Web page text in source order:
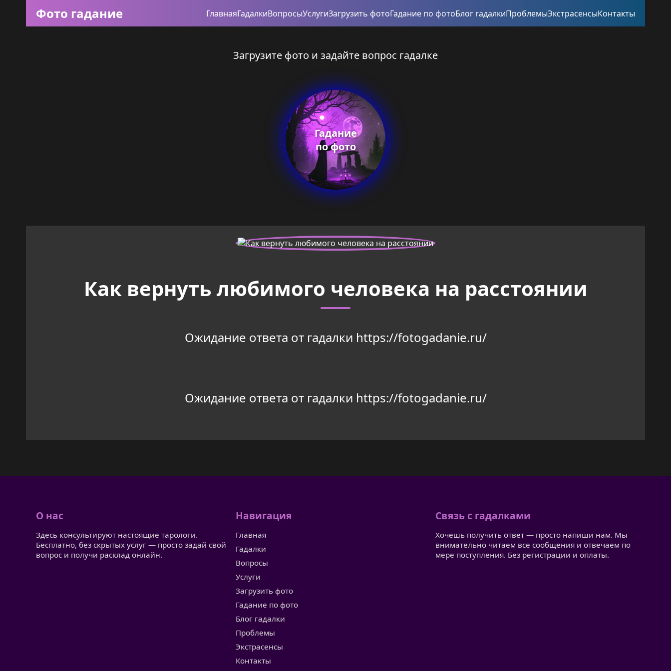
Фото гадание ГлавнаяГадалкиВопросыУслугиЗагрузить фотоГадание по фотоБлог гадалкиПроблемыЭкстрасенсыКонтакты
Загрузите фото и задайте вопрос гадалке
Гадание
по фото
Как вернуть любимого человека на расстоянии
Ожидание ответа от гадалки https://fotogadanie.ru/
Ожидание ответа от гадалки https://fotogadanie.ru/
О нас
Здесь консультируют настоящие тарологи.
Бесплатно, без скрытых услуг — просто задай свой
вопрос и получи расклад онлайн.
Навигация
Главная
Гадалки
Вопросы
Услуги
Загрузить фото
Гадание по фото
Блог гадалки
Проблемы
Экстрасенсы
Контакты
Связь с гадалками
Хочешь получить ответ — просто напиши нам. Мы
внимательно читаем все сообщения и отвечаем по
мере поступления. Без регистрации и оплаты.